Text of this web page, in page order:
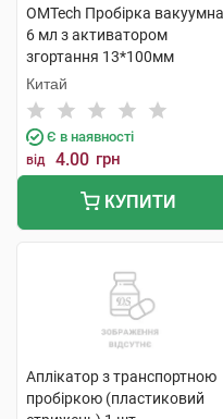
OMTech Пробірка вакуумна
6 мл з активатором
згортання 13*100мм
стерильна з червоною
кришкою 1 шт
Китай
Є в наявності
від 4.00 грн
КУПИТИ
Аплікатор з транспортною
пробіркою (пластиковий